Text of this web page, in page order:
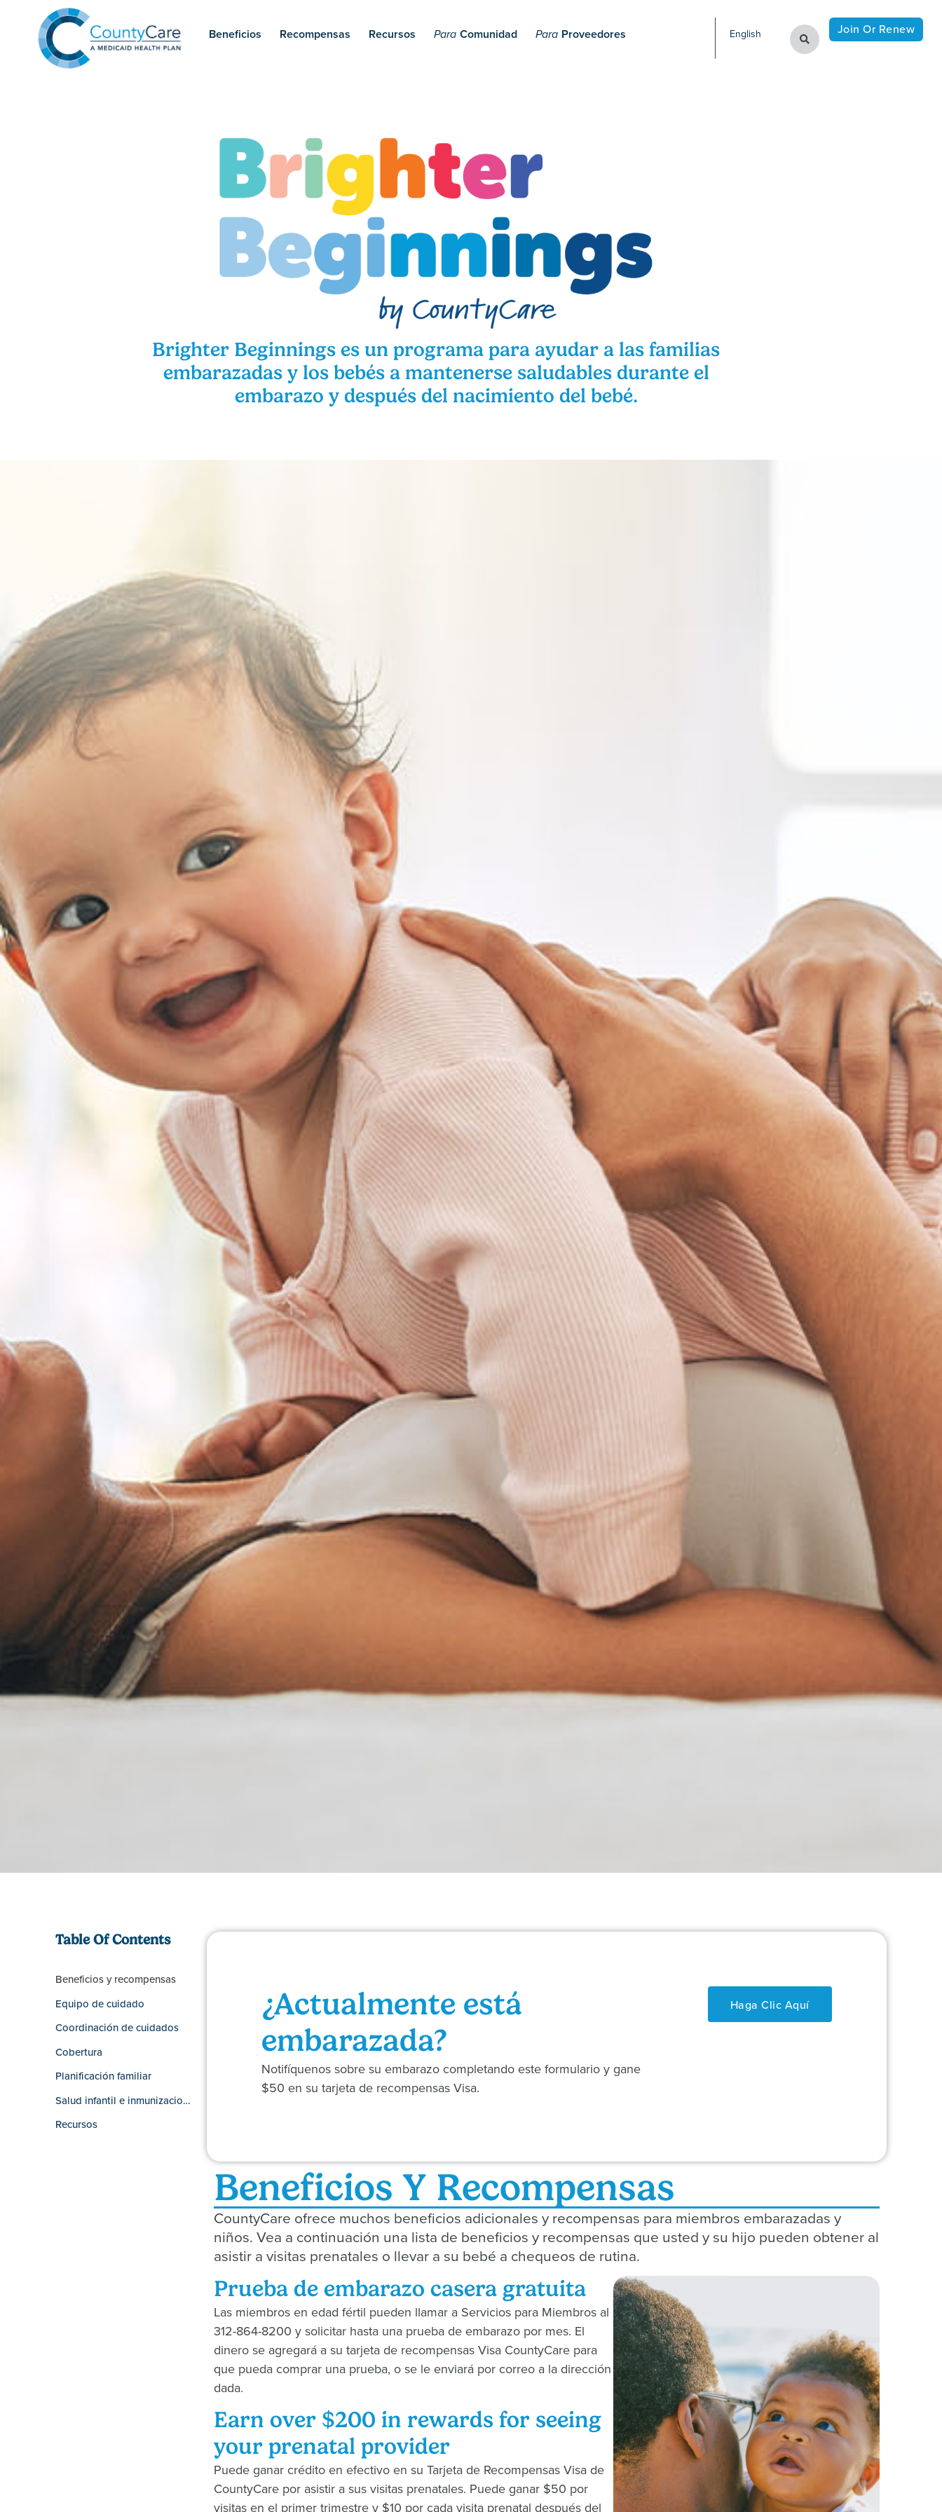
Beneficios Recompensas Recursos Para Comunidad Para Proveedores English Join Or Renew
Brighter Beginnings es un programa para ayudar a las familias
embarazadas y los bebés a mantenerse saludables durante el
embarazo y después del nacimiento del bebé.
Table Of Contents
Beneficios y recompensas
Equipo de cuidado
Coordinación de cuidados
Cobertura
Planificación familiar
Salud infantil e inmunizaciones
Recursos
¿Actualmente está
embarazada?
Notifíquenos sobre su embarazo completando este formulario y gane
$50 en su tarjeta de recompensas Visa.
Haga Clic Aquí
Beneficios Y Recompensas
CountyCare ofrece muchos beneficios adicionales y recompensas para miembros embarazadas y
niños. Vea a continuación una lista de beneficios y recompensas que usted y su hijo pueden obtener al
asistir a visitas prenatales o llevar a su bebé a chequeos de rutina.
Prueba de embarazo casera gratuita
Las miembros en edad fértil pueden llamar a Servicios para Miembros al
312-864-8200 y solicitar hasta una prueba de embarazo por mes. El
dinero se agregará a su tarjeta de recompensas Visa CountyCare para
que pueda comprar una prueba, o se le enviará por correo a la dirección
dada.
Earn over $200 in rewards for seeing
your prenatal provider
Puede ganar crédito en efectivo en su Tarjeta de Recompensas Visa de
CountyCare por asistir a sus visitas prenatales. Puede ganar $50 por
visitas en el primer trimestre y $10 por cada visita prenatal después del